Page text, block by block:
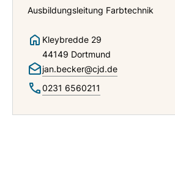
Ausbildungsleitung Farbtechnik
Kleybredde 29
44149 Dortmund
jan.becker@cjd.de
0231 6560211